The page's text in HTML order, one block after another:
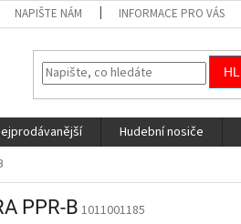
NAPIŠTE NÁM INFORMACE PRO VÁS
Hudební nosiče
PPR-B 1011001185